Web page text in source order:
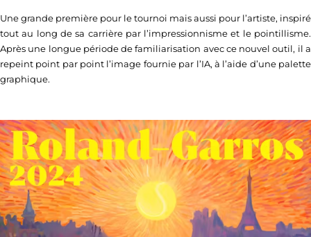
Une grande première pour le tournoi mais aussi pour l’artiste, inspiré
tout au long de sa carrière par l’impressionnisme et le pointillisme.
Après une longue période de familiarisation avec ce nouvel outil, il a
repeint point par point l’image fournie par l’IA, à l’aide d’une palette
graphique.